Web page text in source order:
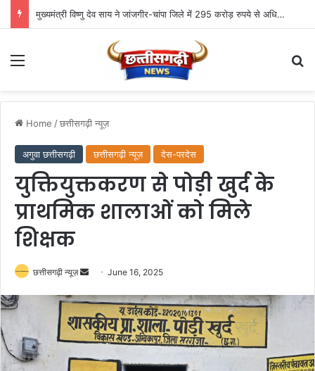
मुख्यमंत्री विष्णु देव साय ने जांजगीर-चांपा जिले में 295 करोड़ रुपये से अधिक के 341 विकास कार्यों का किया लोकार्पण एवं भूमिपूजन
Menu
Home /छत्तीसगढ़ी न्यूज़
अगुवा छत्तीसगढ़ी छत्तीसगढ़ी न्यूज़ देस-परदेस
युक्तियुक्तकरण से पोड़ी खुर्द के
प्राथमिक शालाओं को मिले
शिक्षक
छत्तीसगढ़ी न्यूज़
Send
email
June 16, 2025